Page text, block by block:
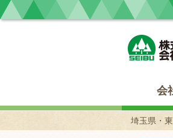
会
埼玉県・